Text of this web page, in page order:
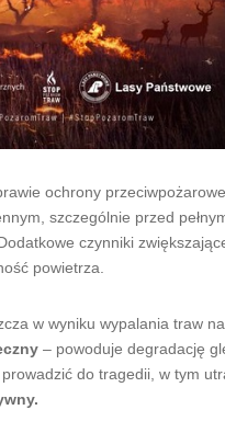
ochrony
szczególnie przed
czynniki
powietrza.
w wyniku wypalania traw
– powoduje degradację
do tragedii, w tym